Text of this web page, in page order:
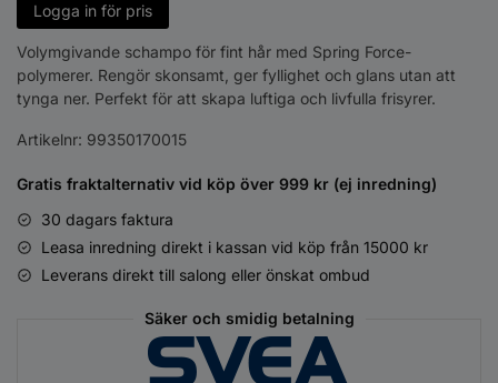
Logga in för pris
Volymgivande schampo för fint hår med Spring Force-
polymerer. Rengör skonsamt, ger fyllighet och glans utan att
tynga ner. Perfekt för att skapa luftiga och livfulla frisyrer.
Artikelnr: 99350170015
Gratis fraktalternativ vid köp över 999 kr (ej inredning)
30 dagars faktura
Leasa inredning direkt i kassan vid köp från 15000 kr
Leverans direkt till salong eller önskat ombud
Säker och smidig betalning